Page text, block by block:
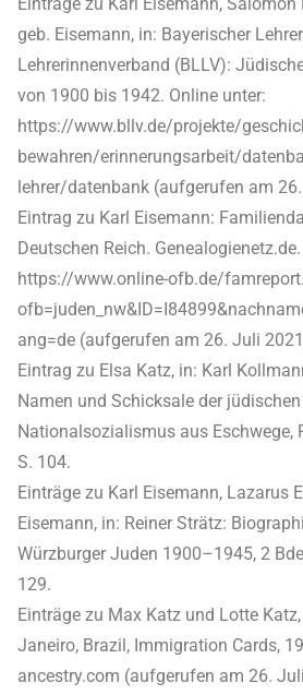
geb. Eisemann, in: Bayerischer
Lehrerinnenverband (BLLV):
von 1900 bis 1942. Online unter:
https://www.bllv.de/projekte/
bewahren/erinnerungsarbeit/
lehrer/datenbank (aufgerufen am
Eintrag zu Karl Eisemann:
Deutschen Reich.
https://www.online-ofb.de/
ang=de (aufgerufen am 26. Juli
Eintrag zu Elsa Katz, in: Karl
Namen und Schicksale der
Nationalsozialismus aus Eschwege,
S. 104.
Einträge zu Karl Eisemann, Lazarus
Eisemann, in: Reiner Strätz:
Würzburger Juden 1900–1945, 2
129.
Einträge zu Max Katz und Lotte
Janeiro, Brazil, Immigration Cards,
ancestry.com (aufgerufen am 26.